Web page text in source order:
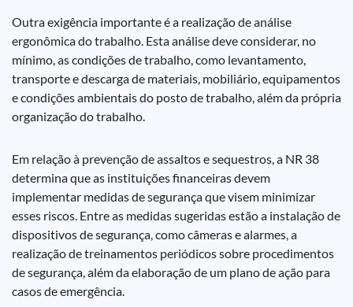
Outra exigência importante é a realização de análise
ergonômica do trabalho. Esta análise deve considerar, no
mínimo, as condições de trabalho, como levantamento,
transporte e descarga de materiais, mobiliário, equipamentos
e condições ambientais do posto de trabalho, além da própria
organização do trabalho.
Em relação à prevenção de assaltos e sequestros, a NR 38
determina que as instituições financeiras devem
implementar medidas de segurança que visem minimizar
esses riscos. Entre as medidas sugeridas estão a instalação de
dispositivos de segurança, como câmeras e alarmes, a
realização de treinamentos periódicos sobre procedimentos
de segurança, além da elaboração de um plano de ação para
casos de emergência.